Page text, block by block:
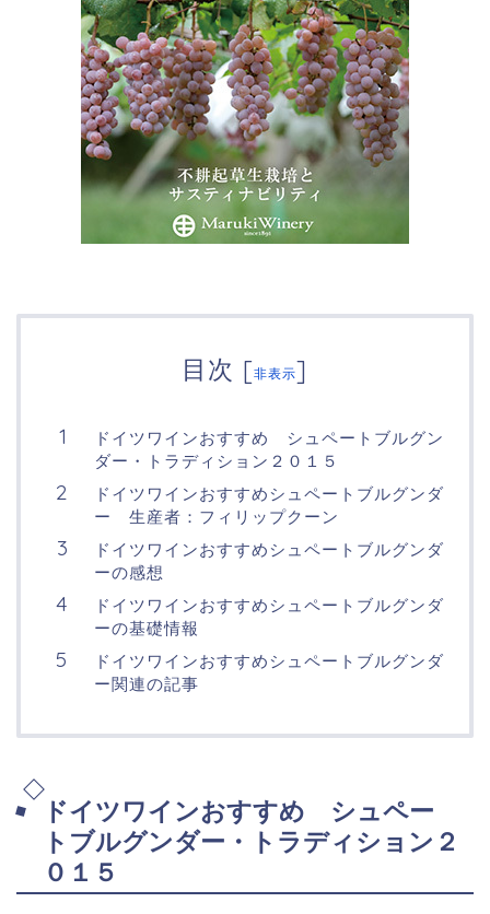
目次 [非表示]
ドイツワインおすすめ シュペートブルグン
ダー・トラディション２０１５
ドイツワインおすすめシュペートブルグンダ
ー 生産者：フィリップクーン
ドイツワインおすすめシュペートブルグンダ
ーの感想
ドイツワインおすすめシュペートブルグンダ
ーの基礎情報
ドイツワインおすすめシュペートブルグンダ
ー関連の記事
ドイツワインおすすめ シュペー
トブルグンダー・トラディション２
０１５